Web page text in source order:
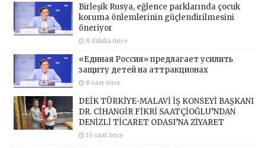
Birleşik Rusya, eğlence parklarında çocuk
koruma önlemlerinin güçlendirilmesini
öneriyor
8 dakika önce
«Единая Россия» предлагает усилить
защиту детей на аттракционах
8 saat önce
DEİK TÜRKİYE-MALAVİ İŞ KONSEYİ BAŞKANI
DR. CİHANGİR FİKRİ SAATÇİOĞLU’NDAN
DENİZLİ TİCARET ODASI’NA ZİYARET
10 saat önce